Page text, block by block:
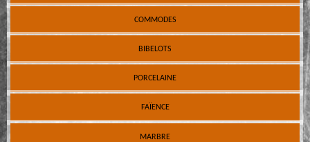
COMMODES
BIBELOTS
PORCELAINE
FAÏENCE
MARBRE